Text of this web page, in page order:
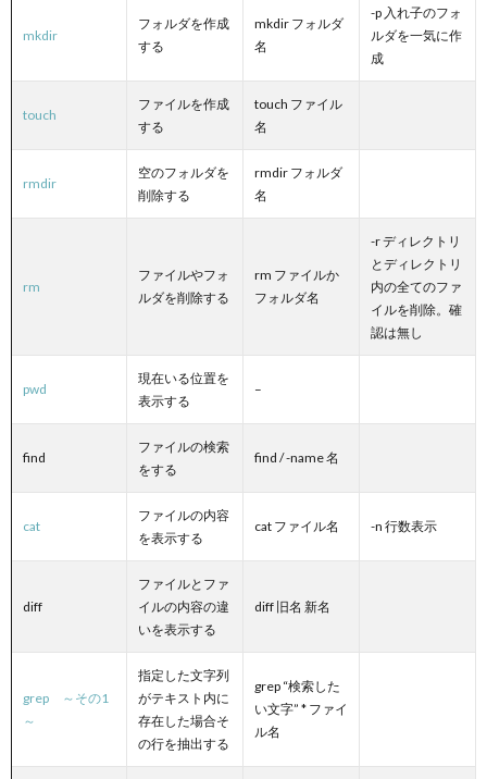
mkdir
フォルダを作成
する
mkdir フォルダ
名
-p 入れ子のフォ
ルダを一気に作
成
touch
ファイルを作成
する
touch ファイル
名
rmdir
空のフォルダを
削除する
rmdir フォルダ
名
rm
ファイルやフォ
ルダを削除する
rm ファイルか
フォルダ名
-r ディレクトリ
とディレクトリ
内の全てのファ
イルを削除。確
認は無し
pwd
現在いる位置を
表示する
–
find
ファイルの検索
をする
find / -name 名
cat
ファイルの内容
を表示する
cat ファイル名 -n 行数表示
diff
ファイルとファ
イルの内容の違
いを表示する
diff 旧名 新名
grep ～その1
～
指定した文字列
がテキスト内に
存在した場合そ
の行を抽出する
grep “検索した
い文字” * ファイ
ル名